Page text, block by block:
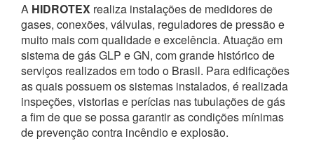
A HIDROTEX realiza instalações de medidores de
gases, conexões, válvulas, reguladores de pressão e
muito mais com qualidade e excelência. Atuação em
sistema de gás GLP e GN, com grande histórico de
serviços realizados em todo o Brasil. Para edificações
as quais possuem os sistemas instalados, é realizada
inspeções, vistorias e perícias nas tubulações de gás
a fim de que se possa garantir as condições mínimas
de prevenção contra incêndio e explosão.